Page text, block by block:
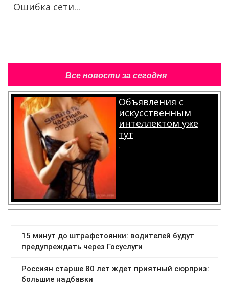
Ошибка сети...
Все новости за сегодня
Объявления с
искусственным
интеллектом уже
тут
.